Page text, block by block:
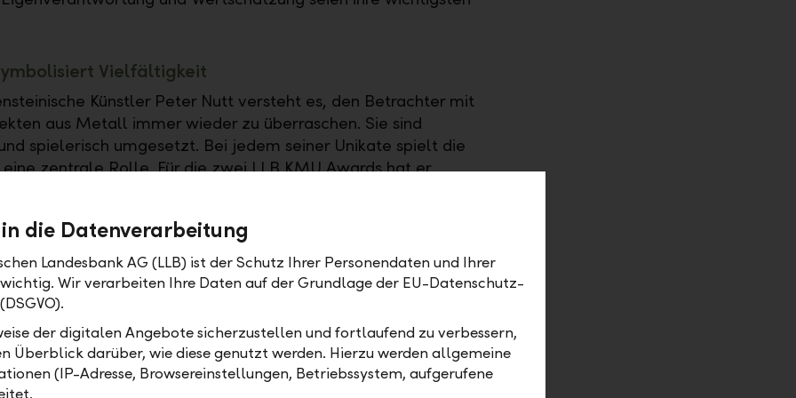
Vielfältigkeit
Künstler Peter Nutt versteht es, den Betrachter mit
aus Metall immer wieder zu überraschen. Sie sind
spielerisch umgesetzt. Bei jedem seiner Unikate spielt die
zentrale Rolle. Für die zwei LLB KMU Awards hat er
stehen für Geradlinigkeit, Verbundenheit und
acht Einwohner
Stellvertreter und Wirtschaftsminister Dr. Daniel Risch
seiner Begrüssungsrede daran, dass die Bedeutung der KMU
und Wirtschaftsstandort Liechtenstein "nicht hoch
die Datenverarbeitung
Landesbank AG (LLB) ist der Schutz Ihrer Personendaten und Ihrer
Wir verarbeiten Ihre Daten auf der Grundlage der EU-Datenschutz-
der digitalen Angebote sicherzustellen und fortlaufend zu verbessern,
Überblick darüber, wie diese genutzt werden. Hierzu werden allgemeine
(IP-Adresse, Browsereinstellungen, Betriebssystem, aufgerufene